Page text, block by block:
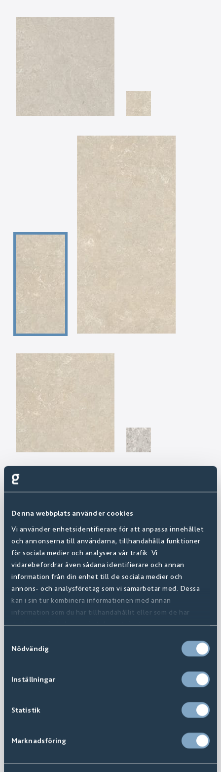
Denna webbplats använder cookies
Vi använder enhetsidentifierare för att anpassa innehållet
och annonserna till användarna, tillhandahålla funktioner
för sociala medier och analysera vår trafik. Vi
vidarebefordrar även sådana identifierare och annan
information från din enhet till de sociala medier och
annons- och analysföretag som vi samarbetar med. Dessa
kan i sin tur kombinera informationen med annan
information som du har tillhandahållit eller som de har
samlat in när du har använt deras tjänster.
Nödvändig
Inställningar
Statistik
Marknadsföring